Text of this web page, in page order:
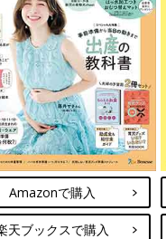
Amazonで購入
天ブックスで購入